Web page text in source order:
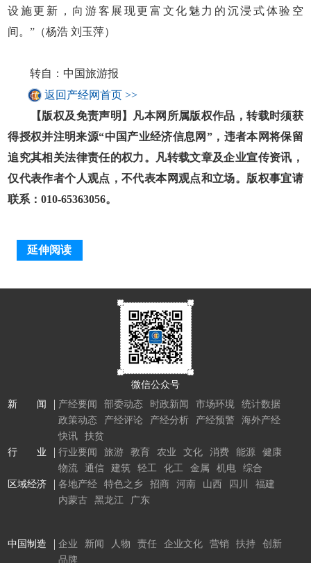
设施更新，向游客展现更富文化魅力的沉浸式体验空
间。”（杨浩 刘玉萍）
转自：中国旅游报
返回产经网首页 >>
【版权及免责声明】凡本网所属版权作品，转载时须获
得授权并注明来源“中国产业经济信息网”，违者本网将保留
追究其相关法律责任的权力。凡转载文章及企业宣传资讯，
仅代表作者个人观点，不代表本网观点和立场。版权事宜请
联系：010-65363056。
延伸阅读
微信公众号
新 闻
产经要闻 部委动态 时政新闻 市场环境
统计数据
政策动态
产经评论 产经分析 产经预警
海外产经
快讯
扶贫
行 业
行业要闻 旅游 教育 农业 文化 消费 能源
健康
物流
通信 建筑 轻工 化工 金属 机电
综合
区域经济
各地产经 特色之乡 招商 河南 山西 四川
福建
内蒙古
黑龙江 广东
中国制造 企业 新闻 人物 责任 企业文化 营销 扶持
创新
品牌